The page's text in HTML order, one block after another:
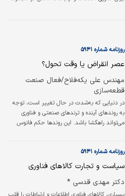
روزنامه شماره ۵۹۴۱
عصر انقراض یا وقت تحول؟
مهندس علی یکه‏‏‌فلاح/فعال صنعت
قطعه‏‏‌سازی
در دنیایی که به‌‌‌شدت در حال تغییر است، توجه
به روندهای آینده و ترندهای صنعتی و فناوری
می‌‌‌تواند راهگشا باشد. این روندها حکم فانوس
در سرمایه‌گذاری و تولید با راهنمایی همین روندها
صورت می‌گیرد. در صنعت خودرو که امروز به یکی
از محمل‌های تحول فناورانه تبدیل شده، توجه به
ICT، شیفت به تولید قطعات الکتریکی و تغییر
الگوهای فرماندهی است که موجب شده
روزنامه شماره ۵۹۴۱
سیاست و تجارت کالاهای فناوری
دکتر مهدی قدسی *